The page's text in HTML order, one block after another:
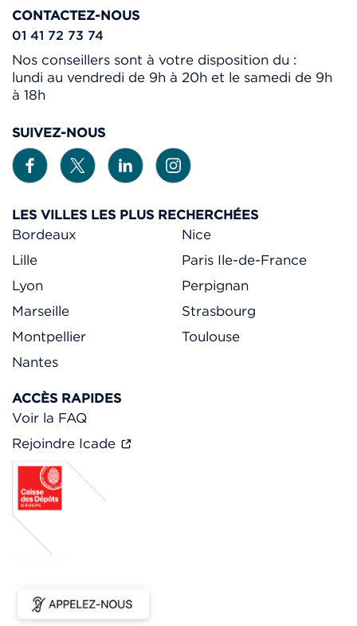
CONTACTEZ-NOUS
01 41 72 73 74
Nos conseillers sont à votre disposition du :
lundi au vendredi de 9h à 20h et le samedi de 9h
à 18h
SUIVEZ-NOUS
LES VILLES LES PLUS RECHERCHÉES
Bordeaux
Lille
Lyon
Marseille
Montpellier
Nantes
Nice
Paris Ile-de-France
Perpignan
Strasbourg
Toulouse
ACCÈS RAPIDES
Voir la FAQ
Rejoindre Icade